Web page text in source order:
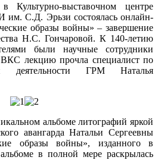
выставочном центре
С.Д. Эрьзи состоялась онлайн-
образы войны» – завершение
Н.С. Гончаровой. К 140-летию
были научные сотрудники
лекцию прочла специалист по
деятельности ГРМ Наталья
альбоме литографий яркой
авангарда Натальи Сергеевны
образы войны», изданного в
в полной мере раскрылась